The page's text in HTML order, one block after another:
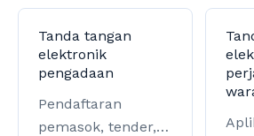
Tanda tangan
elektronik
pengadaan
Pendaftaran
pemasok, tender,